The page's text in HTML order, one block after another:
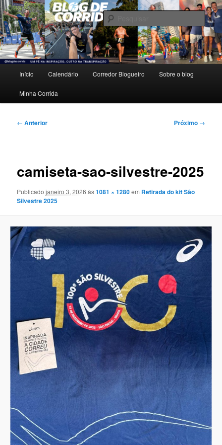
Pular
para
o
conteúdo
principalBlog de Corrida
Um pé na inspiração, outro na transpiração.
principal
Início Calendário Corredor Blogueiro Sobre o blog
Minha Corrida
Navegação
← Anterior Próximo →
camiseta-sao-silvestre-2025
Publicadojaneiro 3, 2026 às1081 × 1280em Retirada do kit São
Silvestre 2025